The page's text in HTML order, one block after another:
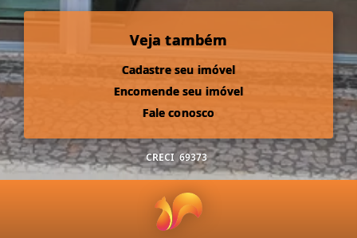
Veja também
Cadastre seu imóvel
Encomende seu imóvel
Fale conosco
CRECI 69373